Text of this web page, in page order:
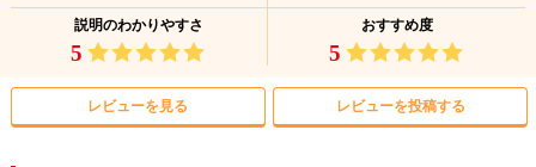
説明のわかりやすさ
5
おすすめ度
5
レビューを見る レビューを投稿する